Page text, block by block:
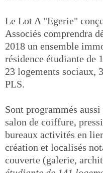
Le Lot A "Egerie"
Associés comprendra
2018 un ensemble
résidence étudiante de
23 logements sociaux,
PLS.
Sont programmés
salon de coiffure,
bureaux activités en
création et localisés
couverte (galerie,